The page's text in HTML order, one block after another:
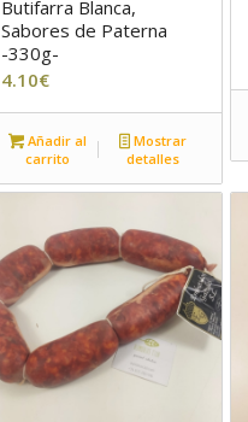
Butifarra Blanca,
Sabores de Paterna
-330g-
4.10€
Añadir al
carrito
Mostrar
detalles